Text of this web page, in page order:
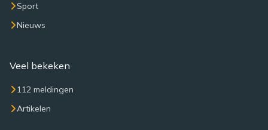
Sport
Nieuws
Veel bekeken
112 meldingen
Artikelen